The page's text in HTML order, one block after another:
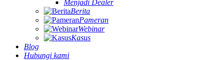
Menjadi Dealer
Berita
Pameran
Webinar
Kasus
Blog
Hubungi kami